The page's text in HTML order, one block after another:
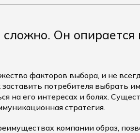
Он
факторов выбора, и не
потребителя выбрать
на его интересах и болях.
стратегия.
компании образ,